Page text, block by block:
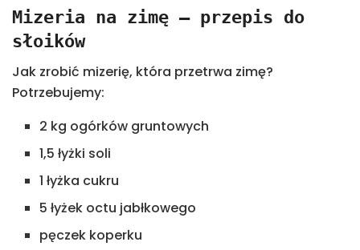
Mizeria na zimę – przepis do
słoików
Jak zrobić mizerię, która przetrwa zimę?
Potrzebujemy:
2 kg ogórków gruntowych
1,5 łyżki soli
1 łyżka cukru
5 łyżek octu jabłkowego
pęczek koperku